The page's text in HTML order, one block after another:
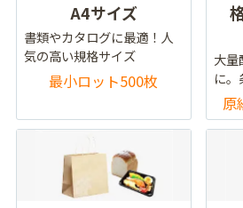
A4サイズ
書類やカタログに最適！人
気の高い規格サイズ
最小ロット500枚
大量
に
原